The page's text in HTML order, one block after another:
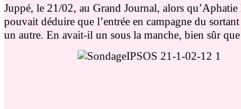
Juppé, le 21/02, au Grand Journal, alors
pouvait déduire que l’entrée en campagne du
un autre. En avait-il un sous la manche, bien sûr